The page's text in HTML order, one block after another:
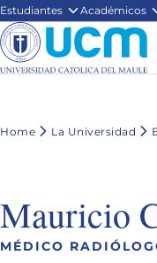
Estudiantes Académicos
Home La Universidad
Mauricio
MÉDICO